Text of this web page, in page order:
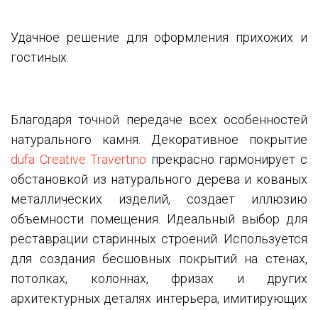
Удачное решение для оформления прихожих и
гостиных.
Благодаря точной передаче всех особенностей
натурального камня. Декоративное покрытие
düfa Creative Travertino прекрасно гармонирует с
обстановкой из натурального дерева и кованых
металлических изделий, создает иллюзию
объемности помещения. Идеальный выбор для
реставрации старинных строений. Используется
для создания бесшовных покрытий на стенах,
потолках, колоннах, фризах и других
архитектурных деталях интерьера, имитирующих